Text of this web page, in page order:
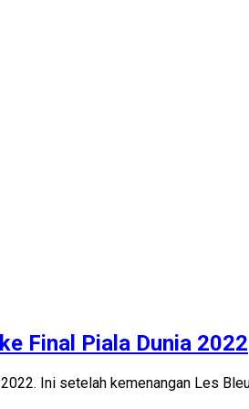
Final Piala Dunia 2022
Ini setelah kemenangan Les